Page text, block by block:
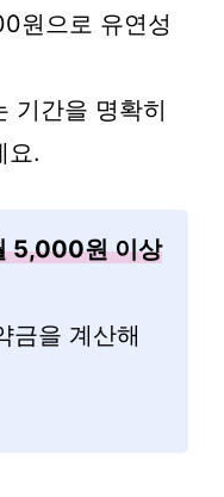
원으로 유연성
기간을 명확히
요.
5,000원 이상
금을 계산해